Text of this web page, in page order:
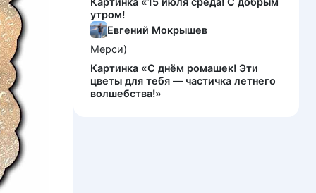
утром!
Евгений Мокрышев
Мерси)
Картинка «С днём ромашек! Эти
цветы для тебя — частичка летнего
волшебства!»